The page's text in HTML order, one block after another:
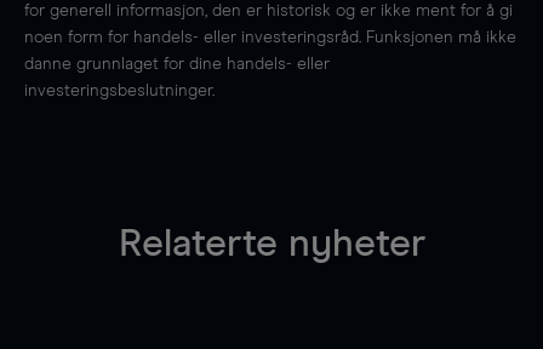
for generell informasjon, den er historisk og er ikke ment for å gi
noen form for handels- eller investeringsråd. Funksjonen må ikke
danne grunnlaget for dine handels- eller
investeringsbeslutninger.
Relaterte nyheter